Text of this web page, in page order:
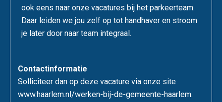
ook eens naar onze vacatures bij het parkeerteam.
Daar leiden we jou zelf op tot handhaver en stroom
je later door naar team integraal.
Contactinformatie
Solliciteer dan op deze vacature via onze site
www.haarlem.nl/werken-bij-de-gemeente-haarlem.